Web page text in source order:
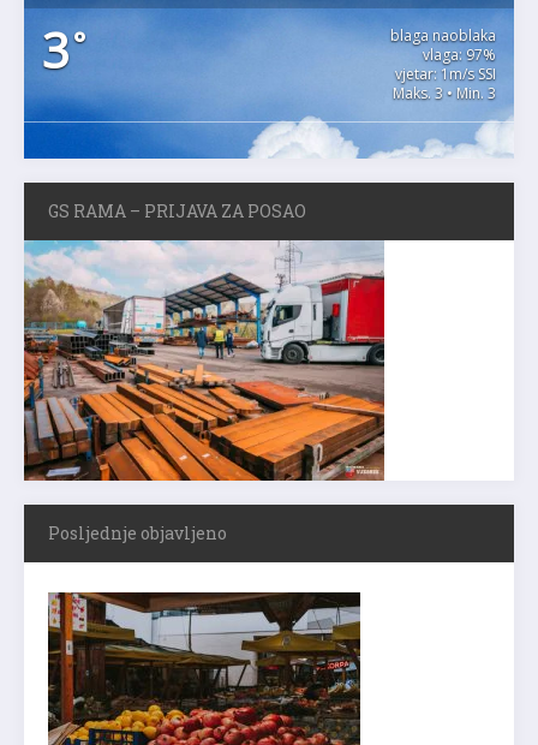
3°
blaga naoblaka
vlaga: 97%
vjetar: 1m/s SSI
Maks. 3 • Min. 3
GS RAMA – PRIJAVA ZA POSAO
Posljednje objavljeno